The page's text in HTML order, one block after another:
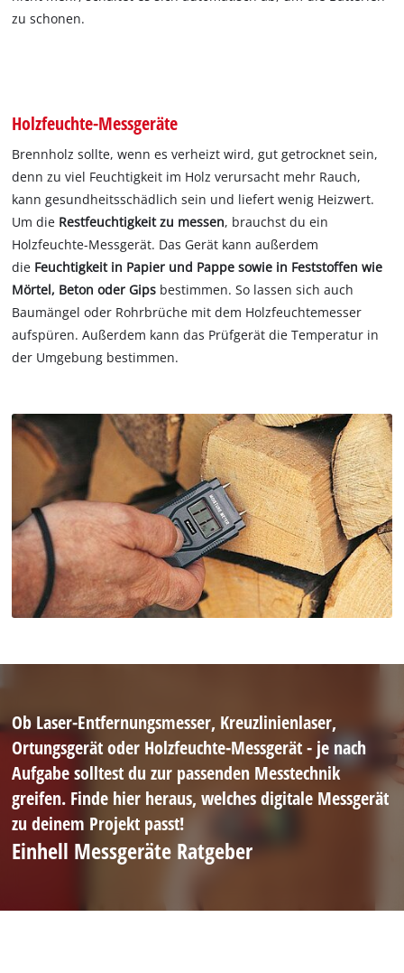
zu schonen.
Holzfeuchte-Messgeräte
Brennholz sollte, wenn es verheizt wird, gut getrocknet sein,
denn zu viel Feuchtigkeit im Holz verursacht mehr Rauch,
kann gesundheitsschädlich sein und liefert wenig Heizwert.
Um die Restfeuchtigkeit zu messen, brauchst du ein
Holzfeuchte-Messgerät. Das Gerät kann außerdem
die Feuchtigkeit in Papier und Pappe sowie in Feststoffen wie
Mörtel, Beton oder Gips bestimmen. So lassen sich auch
Baumängel oder Rohrbrüche mit dem Holzfeuchtemesser
aufspüren. Außerdem kann das Prüfgerät die Temperatur in
der Umgebung bestimmen.
Ob Laser-Entfernungsmesser, Kreuzlinienlaser,
Ortungsgerät oder Holzfeuchte-Messgerät - je nach
Aufgabe solltest du zur passenden Messtechnik
greifen. Finde hier heraus, welches digitale Messgerät
zu deinem Projekt passt!
Einhell Messgeräte Ratgeber